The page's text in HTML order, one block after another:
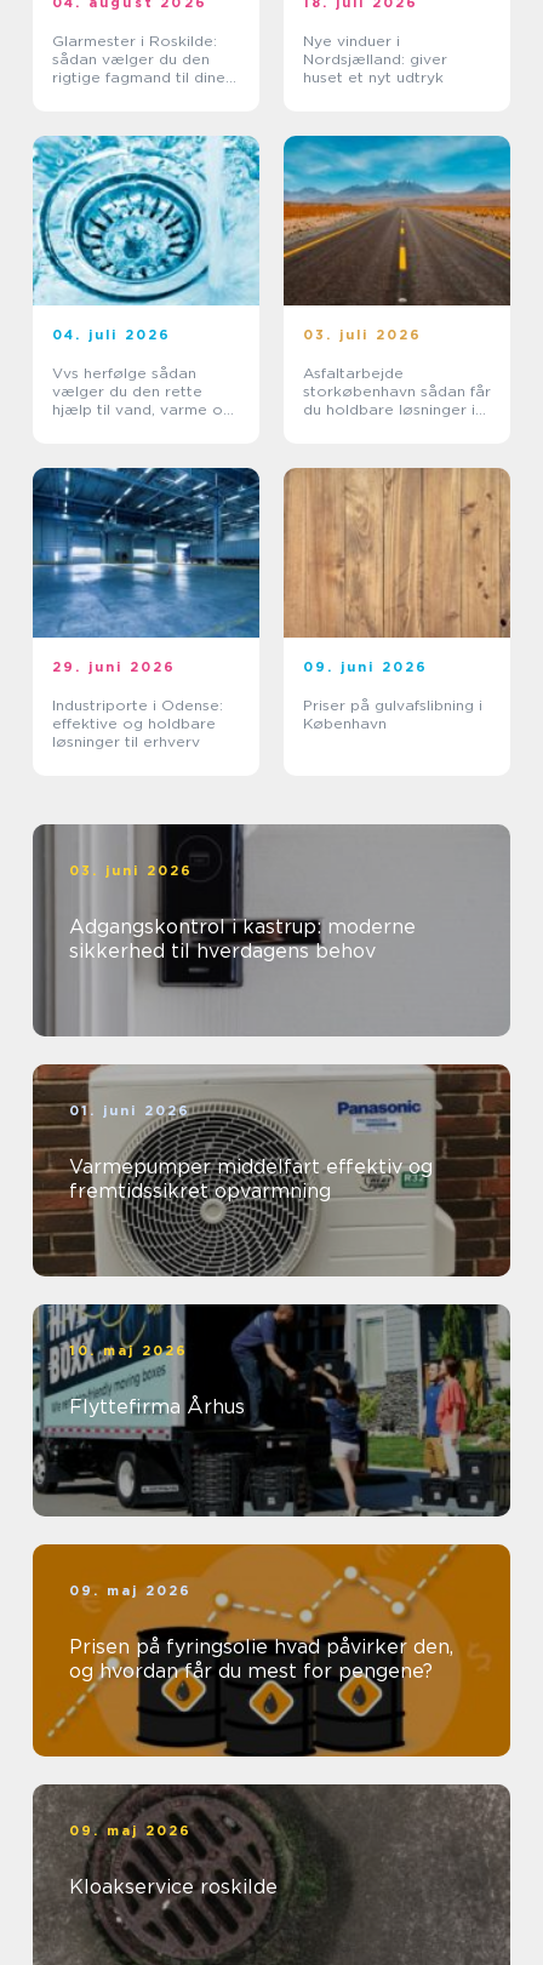
Glarmester i Roskilde:
sådan vælger du den
rigtige fagmand til dine
Nye vinduer i
Nordsjælland: giver
huset et nyt udtryk
04. juli 2026
Vvs herfølge sådan
vælger du den rette
hjælp til vand, varme og
03. juli 2026
Asfaltarbejde
storkøbenhavn sådan får
du holdbare løsninger i
29. juni 2026
Industriporte i Odense:
effektive og holdbare
løsninger til erhverv
09. juni 2026
Priser på gulvafslibning i
København
03. juni 2026
Adgangskontrol i kastrup: moderne
sikkerhed til hverdagens behov
01. juni 2026
Varmepumper middelfart effektiv og
fremtidssikret opvarmning
10. maj 2026
Flyttefirma Århus
09. maj 2026
Prisen på fyringsolie hvad påvirker den,
og hvordan får du mest for pengene?
09. maj 2026
Kloakservice roskilde